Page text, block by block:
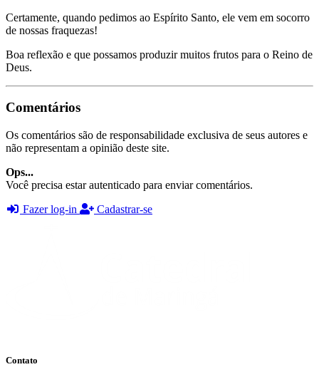
Certamente, quando pedimos ao Espírito Santo, ele vem em socorro
de nossas fraquezas!
Boa reflexão e que possamos produzir muitos frutos para o Reino de
Deus.
Comentários
Os comentários são de responsabilidade exclusiva de seus autores e
não representam a opinião deste site.
Ops...
Você precisa estar autenticado para enviar comentários.
Fazer log-in
Cadastrar-se
Contato